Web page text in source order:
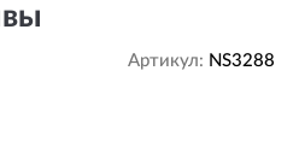
Артикул: NS3288